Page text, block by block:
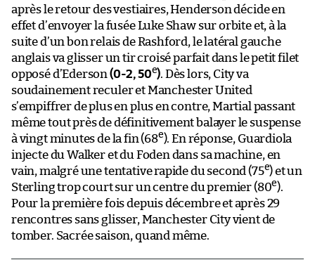
après le retour des vestiaires, Henderson décide en
effet d’envoyer la fusée Luke Shaw sur orbite et, à la
suite d’un bon relais de Rashford, le latéral gauche
anglais va glisser un tir croisé parfait dans le petit filet
opposé d’Ederson (0-2, 50e). Dès lors, City va
soudainement reculer et Manchester United
s’empiffrer de plus en plus en contre, Martial passant
même tout près de définitivement balayer le suspense
à vingt minutes de la fin (68e). En réponse, Guardiola
injecte du Walker et du Foden dans sa machine, en
vain, malgré une tentative rapide du second (75e) et un
Sterling trop court sur un centre du premier (80e).
Pour la première fois depuis décembre et après 29
rencontres sans glisser, Manchester City vient de
tomber. Sacrée saison, quand même.